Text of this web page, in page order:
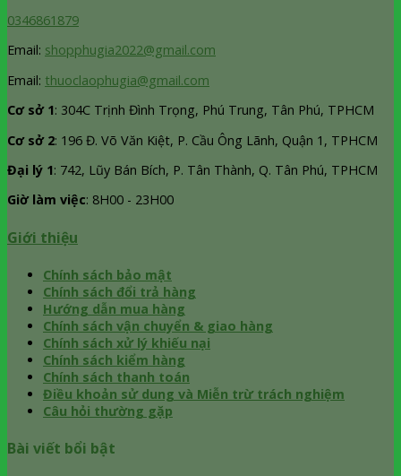
0346861879
Email: shopphugia2022@gmail.com
Email: thuoclaophugia@gmail.com
Cơ sở 1: 304C Trịnh Đình Trọng, Phú Trung, Tân Phú, TPHCM
Cơ sở 2: 196 Đ. Võ Văn Kiệt, P. Cầu Ông Lãnh, Quận 1, TPHCM
Đại lý 1: 742, Lũy Bán Bích, P. Tân Thành, Q. Tân Phú, TPHCM
Giờ làm việc: 8H00 - 23H00
Giới thiệu
Chính sách bảo mật
Chính sách đổi trả hàng
Hướng dẫn mua hàng
Chính sách vận chuyển & giao hàng
Chính sách xử lý khiếu nại
Chính sách kiểm hàng
Chính sách thanh toán
Điều khoản sử dung và Miễn trừ trách nghiệm
Câu hỏi thường gặp
Bài viết bổi bật